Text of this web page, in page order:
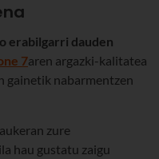
erabilgarri dauden
7aren argazki-kalitatea
gainetik nabarmentzen
zure
hau gustatu zaigu